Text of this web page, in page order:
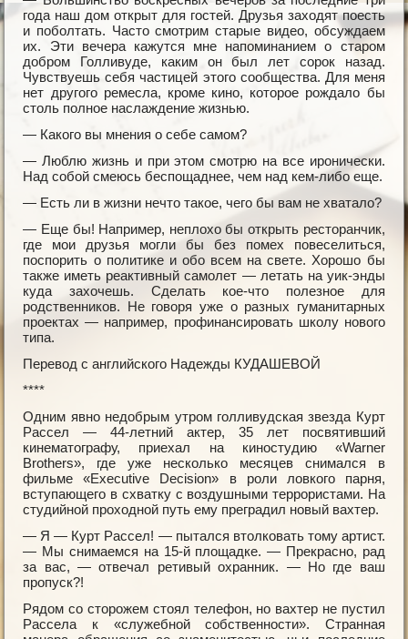
года наш дом открыт для гостей. Друзья заходят поесть
и поболтать. Часто смотрим старые видео, обсуждаем
их. Эти вечера кажутся мне напоминанием о старом
добром Голливуде, каким он был лет сорок назад.
Чувствуешь себя частицей этого сообщества. Для меня
нет другого ремесла, кроме кино, которое рождало бы
столь полное наслаждение жизнью.
— Какого вы мнения о себе самом?
— Люблю жизнь и при этом смотрю на все иронически.
Над собой смеюсь беспощаднее, чем над кем-либо еще.
— Есть ли в жизни нечто такое, чего бы вам не хватало?
— Еще бы! Например, неплохо бы открыть ресторанчик,
где мои друзья могли бы без помех повеселиться,
поспорить о политике и обо всем на свете. Хорошо бы
также иметь реактивный самолет — летать на уик-энды
куда захочешь. Сделать кое-что полезное для
родственников. Не говоря уже о разных гуманитарных
проектах — например, профинансировать школу нового
типа.
Перевод с английского Надежды КУДАШЕВОЙ
****
Одним явно недобрым утром голливудская звезда Курт
Рассел — 44-летний актер, 35 лет посвятивший
кинематографу, приехал на киностудию «Warner
Brothers», где уже несколько месяцев снимался в
фильме «Executive Decision» в роли ловкого парня,
вступающего в схватку с воздушными террористами. На
студийной проходной путь ему преградил новый вахтер.
— Я — Курт Рассел! — пытался втолковать тому артист.
— Мы снимаемся на 15-й площадке. — Прекрасно, рад
за вас, — отвечал ретивый охранник. — Но где ваш
пропуск?!
Рядом со сторожем стоял телефон, но вахтер не пустил
Рассела к «служебной собственности». Странная